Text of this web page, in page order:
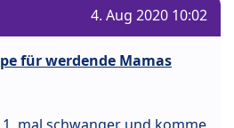
4. Aug 2020 10:02
für werdende Mamas